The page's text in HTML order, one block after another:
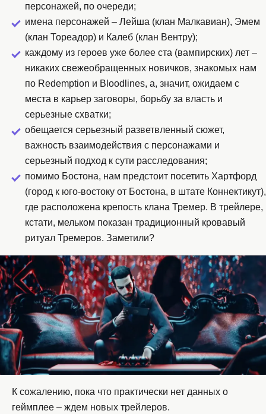
персонажей, по очереди;
имена персонажей – Лейша (клан Малкавиан), Эмем
(клан Тореадор) и Калеб (клан Вентру);
каждому из героев уже более ста (вампирских) лет –
никаких свежеобращенных новичков, знакомых нам
по Redemption и Bloodlines, а, значит, ожидаем с
места в карьер заговоры, борьбу за власть и
серьезные схватки;
обещается серьезный разветвленный сюжет,
важность взаимодействия с персонажами и
серьезный подход к сути расследования;
помимо Бостона, нам предстоит посетить Хартфорд
(город к юго-востоку от Бостона, в штате Коннектикут),
где расположена крепость клана Тремер. В трейлере,
кстати, мельком показан традиционный кровавый
ритуал Тремеров. Заметили?
К сожалению, пока что практически нет данных о
геймплее – ждем новых трейлеров.